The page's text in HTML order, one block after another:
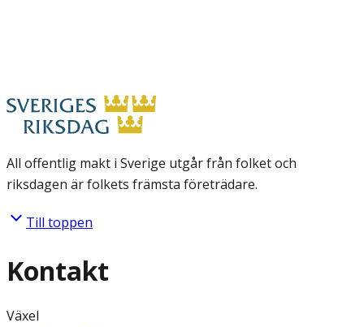
All offentlig makt i Sverige utgår från folket och
riksdagen är folkets främsta företrädare.
Till toppen
Kontakt
Växel